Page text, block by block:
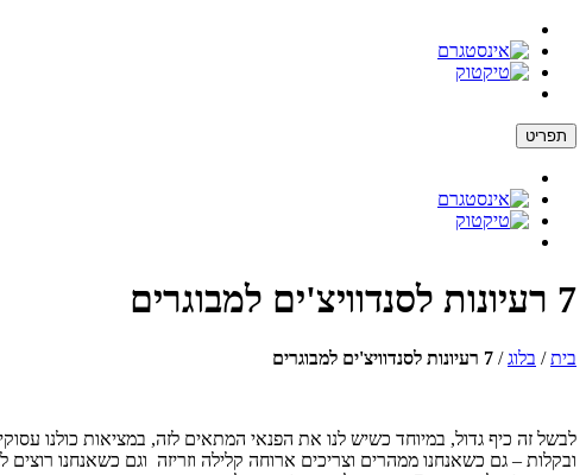
תפריט
7 רעיונות לסנדוויצ'ים למבוגרים
בית/ בלוג/ 7 רעיונות לסנדוויצ'ים למבוגרים
לבשל זה כיף גדול, במיוחד כשיש לנו את הפנאי המתאים לזה, במציאות כולנו
ובקלות – גם כשאנחנו ממהרים וצריכים ארוחה קלילה וזריזה וגם כשאנחנו